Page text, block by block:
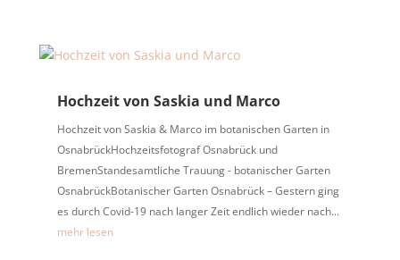
Hochzeit von Saskia und Marco
Hochzeit von Saskia & Marco im botanischen Garten in
OsnabrückHochzeitsfotograf Osnabrück und
BremenStandesamtliche Trauung - botanischer Garten
OsnabrückBotanischer Garten Osnabrück – Gestern ging
es durch Covid-19 nach langer Zeit endlich wieder nach...
mehr lesen